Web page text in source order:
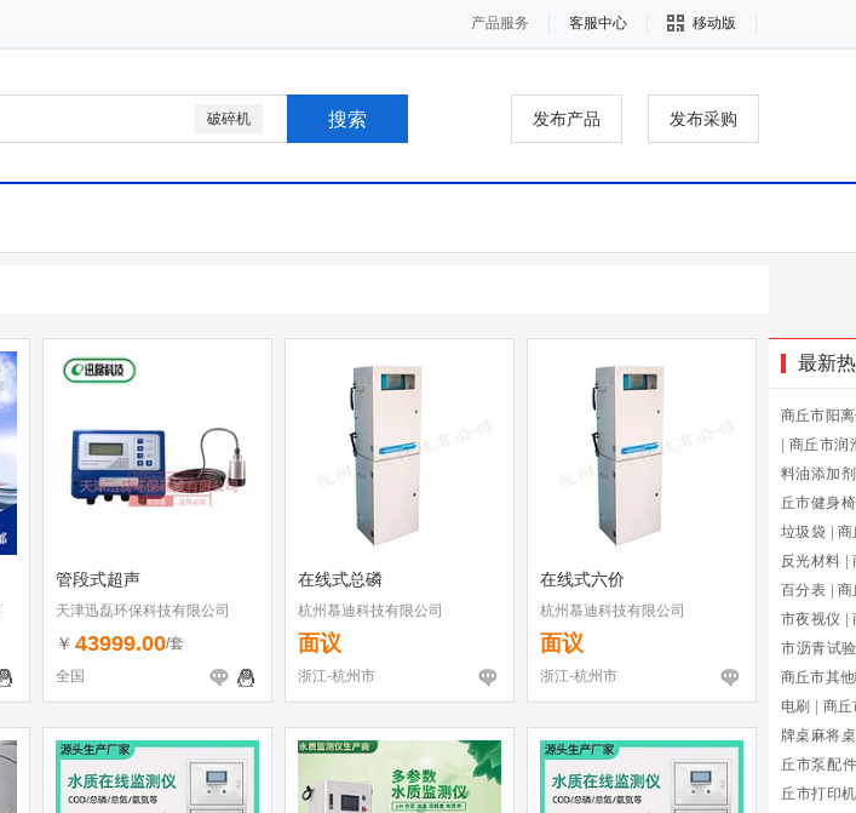
产品服务 客服中心 移动版
破碎机 发布产品 发布采购
管段式超声
天津迅磊环保科技有限公司
￥ 43999.00/套
全国
在线式总磷
杭州慕迪科技有限公司
面议
浙江-杭州市
在线式六价
杭州慕迪科技有限公司
面议
浙江-杭州市
最新
商丘市阳
商丘市润
料油添加剂
丘市健身椅
垃圾袋
商
反光材料
百分表
商
市夜视仪
市沥青试
商丘市其
电刷
商
牌桌麻将桌
丘市泵配
丘市打印